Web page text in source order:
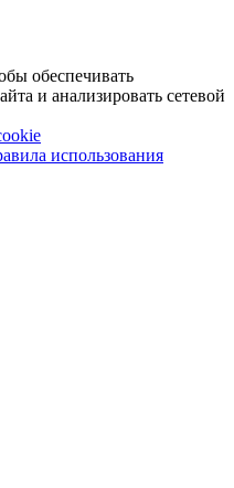
обеспечивать
и анализировать сетевой
использования